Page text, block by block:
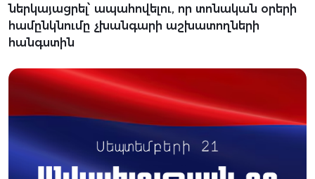
ներկայացրել՝ ապահովելու, որ տոնական օրերի
համընկնումը չխանգարի աշխատողների
հանգստին